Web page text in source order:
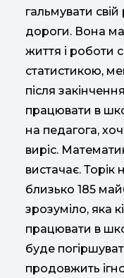
гальмувати
дороги. Вона
життя і роботи
статистикою,
після
працювати в
на педагога,
виріс.
вистачає.
близько 185
зрозуміло, яка
працювати в
буде
продовжить